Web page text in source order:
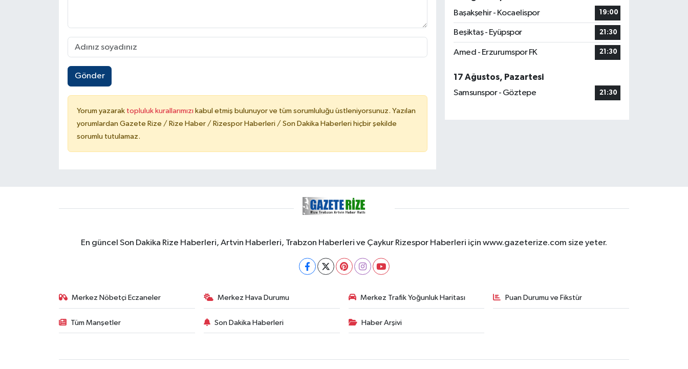
Gönder
Yorum yazarak topluluk kurallarımızı kabul etmiş bulunuyor ve tüm sorumluluğu üstleniyorsunuz. Yazılan
yorumlardan Gazete Rize / Rize Haber / Rizespor Haberleri / Son Dakika Haberleri hiçbir şekilde
sorumlu tutulamaz.
Başakşehir - Kocaelispor
19:00
Beşiktaş - Eyüpspor 21:30
Amed - Erzurumspor FK 21:30
17 Ağustos, Pazartesi
Samsunspor - Göztepe
21:30
En güncel Son Dakika Rize Haberleri, Artvin Haberleri, Trabzon Haberleri ve Çaykur Rizespor Haberleri için www.gazeterize.com size yeter.
Merkez Nöbetçi Eczaneler Merkez Hava Durumu Merkez Trafik Yoğunluk Haritası Puan Durumu ve Fikstür
Tüm Manşetler Son Dakika Haberleri Haber Arşivi